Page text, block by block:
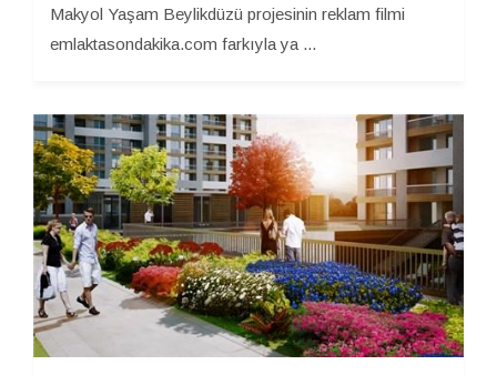
Makyol Yaşam Beylikdüzü projesinin reklam filmi
emlaktasondakika.com farkıyla ya ...